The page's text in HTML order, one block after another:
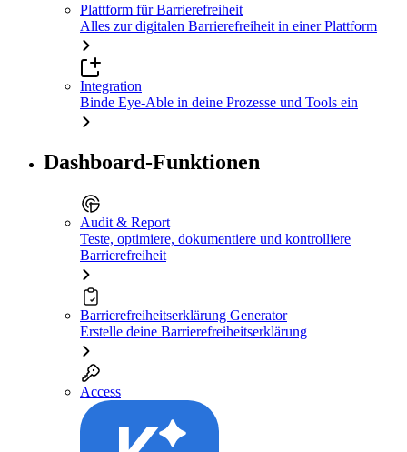
Plattform für Barrierefreiheit
Alles zur digitalen Barrierefreiheit in einer Plattform
Integration
Binde Eye-Able in deine Prozesse und Tools ein
Dashboard-Funktionen
Audit & Report
Teste, optimiere, dokumentiere und kontrolliere
Barrierefreiheit
Barrierefreiheitserklärung Generator
Erstelle deine Barrierefreiheitserklärung
Access